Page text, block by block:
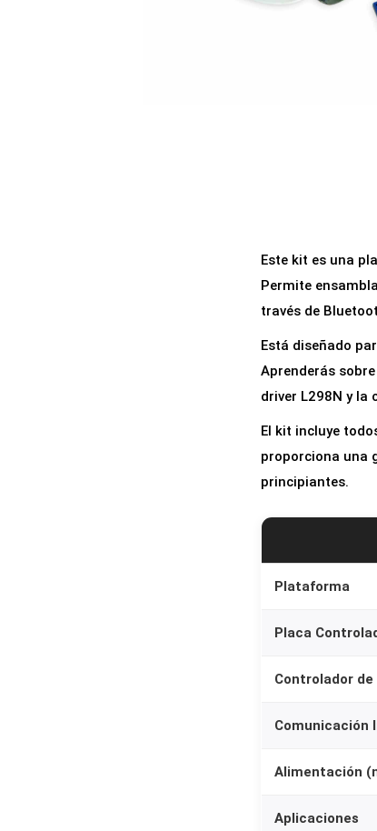
Este kit es una
Permite
través de
Está diseñado
Aprenderás
driver L298N y la
El kit incluye
proporciona una
principiantes.
Plataforma
Placa
Controlador
Comunicación
Alimentación
Aplicaciones